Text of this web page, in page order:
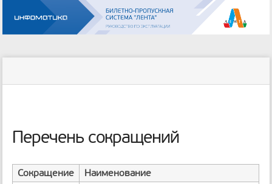
Инструменты
пользователя
сайта
страницы
е
т
д
Перечень сокращений
Сокращение
Наименование